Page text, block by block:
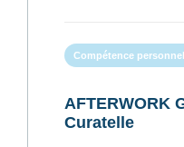
Compétence
AFTERWORK
Curatelle